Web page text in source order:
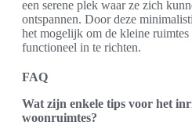
een serene plek waar ze zich
ontspannen. Door deze
het mogelijk om de kleine
functioneel in te richten.
FAQ
Wat zijn enkele tips voor het
woonruimtes?